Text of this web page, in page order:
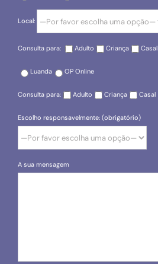
Local:
Consulta para: Adulto Criança Casal
Luanda OP Online
Consulta para: Adulto Criança Casal
Escolho responsavelmente: (obrigatório)
A sua mensagem